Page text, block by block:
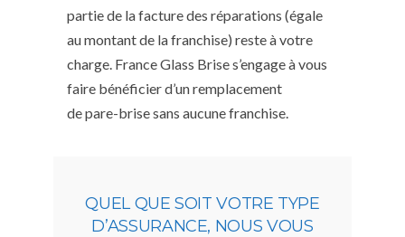
partie de la facture des réparations (égale
au montant de la franchise) reste à votre
charge. France Glass Brise s’engage à vous
faire bénéficier d’un remplacement
de pare-brise sans aucune franchise.
QUEL QUE SOIT VOTRE TYPE
D’ASSURANCE, NOUS VOUS